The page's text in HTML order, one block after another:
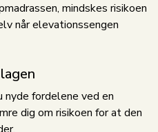
mindskes risikoen
når elevationssengen
nyde fordelene ved en
dig om risikoen for at den